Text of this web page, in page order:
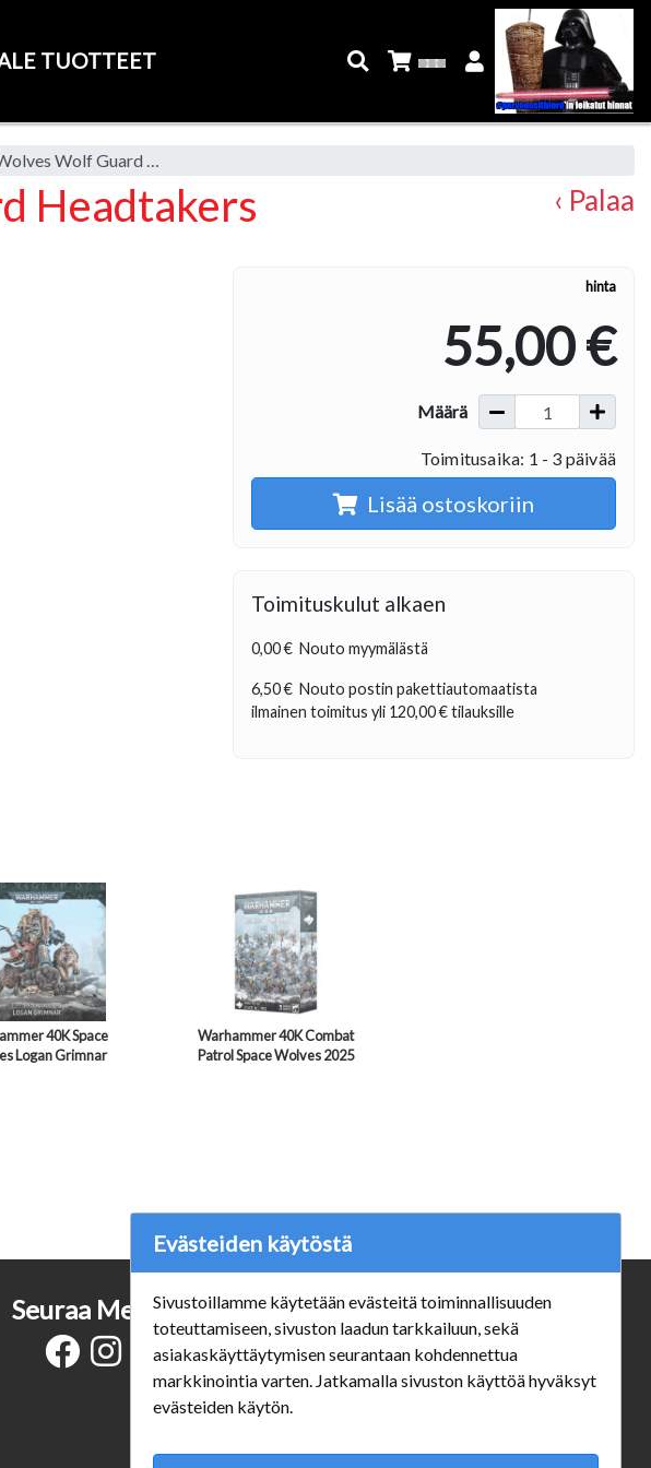
TUOTTEET
Warhammer 40K Space Wolves Wolf Guard Headtakers
Headtakers ‹ Palaa
hinta
55,00 €
Määrä
Toimitusaika: 1 - 3 päivää
Lisää ostoskoriin
Toimituskulut alkaen
0,00 € Nouto myymälästä
6,50 € Nouto postin pakettiautomaatista
ilmainen toimitus yli 120,00 €tilauksille
40K Space
Logan Grimnar
Warhammer 40K Combat
Patrol Space Wolves 2025
Verkkokauppa
#Yhteiskuntavastuu
#porvoonsithlord
Mannerheiminkatu 10 Aukioloajat:
Seuraa Meitä
Evästeiden käytöstä
Sivustoillamme käytetään evästeitä toiminnallisuuden
toteuttamiseen, sivuston laadun tarkkailuun, sekä
asiakaskäyttäytymisen seurantaan kohdennettua
markkinointia varten. Jatkamalla sivuston käyttöä hyväksyt
evästeiden käytön.